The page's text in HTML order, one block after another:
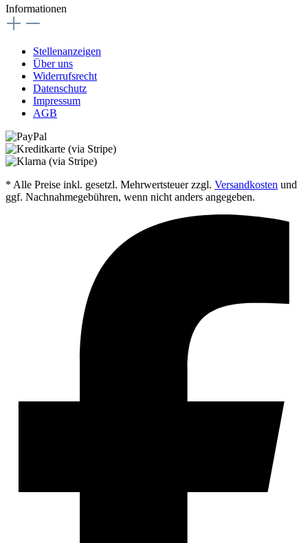
Informationen
Stellenanzeigen
Über uns
Widerrufsrecht
Datenschutz
Impressum
AGB
* Alle Preise inkl. gesetzl. Mehrwertsteuer zzgl. Versandkosten und
ggf. Nachnahmegebühren, wenn nicht anders angegeben.